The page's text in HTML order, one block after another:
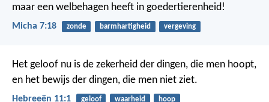
maar een welbehagen heeft in goedertierenheid!
Micha 7:18 zonde barmhartigheid vergeving
Het geloof nu is de zekerheid der dingen, die men hoopt,
en het bewijs der dingen, die men niet ziet.
Hebreeën 11:1 geloof waarheid hoop